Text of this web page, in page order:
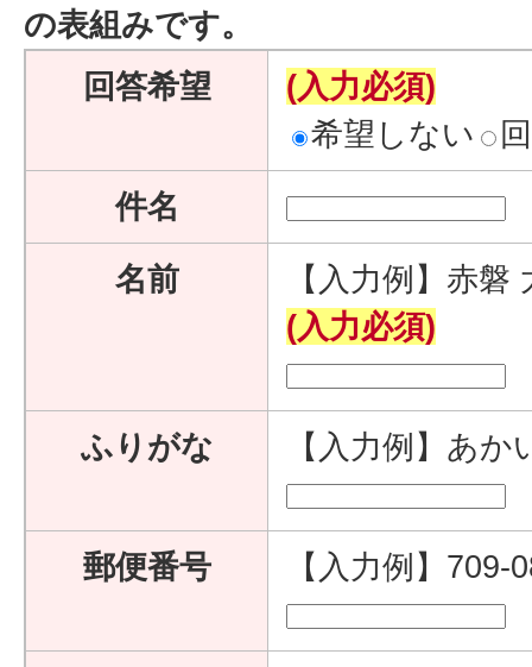
の表組みです。
回答希望
(入力必須)
希望しない
件名
名前
【入力例】赤磐
(入力必須)
ふりがな 【入力例】あ
郵便番号 【入力例】